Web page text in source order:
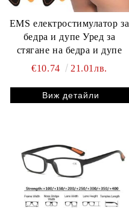
EMS електростимулатор за
бедра и дупе Уред за
стягане на бедра и дупе
€10.74
21.01лв.
Виж детайли